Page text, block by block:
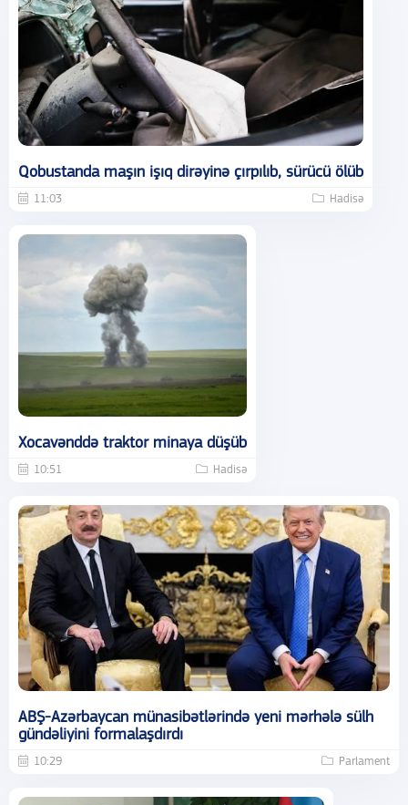
Qobustanda maşın işıq dirəyinə çırpılıb, sürücü ölüb
11:03 Hadisə
Xocavənddə traktor minaya düşüb
10:51 Hadisə
ABŞ-Azərbaycan münasibətlərində yeni mərhələ sülh
gündəliyini formalaşdırdı
10:29 Parlament